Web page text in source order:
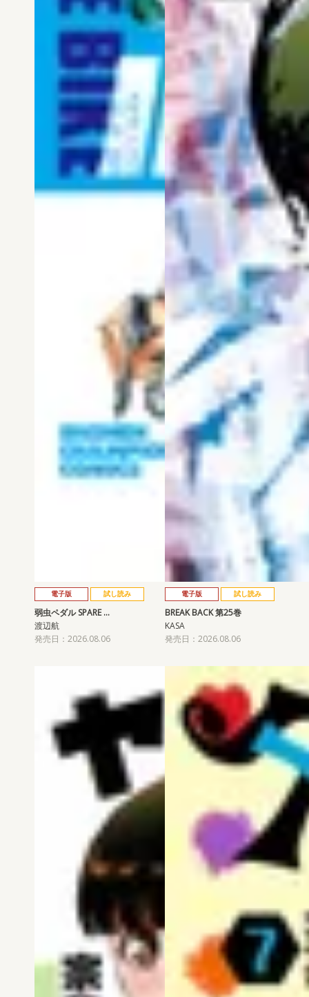
電子版 試し読み
弱虫ペダル SPARE …
渡辺航
発売日：2026.08.06
電子版 試し読み
BREAK BACK 第25巻
KASA
発売日：2026.08.06